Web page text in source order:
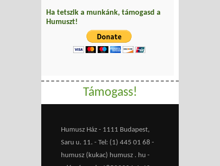
Ha tetszik a munkánk, támogasd a
Humuszt!
Támogass!
Humusz Ház - 1111 Budapest,
Saru u. 11. - Tel: (1) 445 01 68 -
humusz (kukac) humusz . hu -